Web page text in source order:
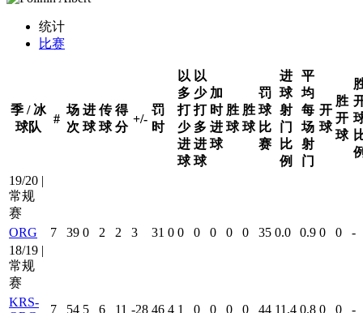
统计
比赛
季 / 冰
球队
#
场
次
进
球
传
球
得
分
+/-
罚
时
以
多
打
少
进
球
以
少
打
多
进
球
加
时
进
球
胜
球
胜
球
罚
球
比
赛
进
球
射
门
比
例
平
均
每
场
射
门
开
球
胜
开
球
19/20 |
常规
赛
ORG
7 39 0 2 2 3 31 0 0 0 0 0 0 35 0.0 0.9 0 0
-
18/19 |
常规
赛
KRS-
7 54 5 6 11 -28 46 4 1 0 0 0 0 44 11.4 0.8 0 0
-